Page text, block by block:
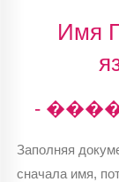
Имя
-
Заполняя
сначала имя,